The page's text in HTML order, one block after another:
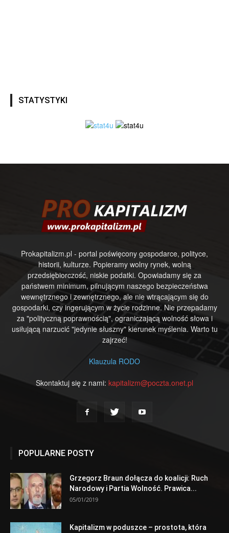
STATYSTYKI
Prokapitalizm.pl - portal poświęcony gospodarce, polityce,
historii, kulturze. Popieramy wolny rynek, wolną
przedsiębiorczość, niskie podatki. Opowiadamy się za
państwem minimum, pilnującym naszego bezpieczeństwa
wewnętrznego i zewnętrznego, ale nie wtrącającym się do
gospodarki, czy ingerującym w życie rodzinne. Nie przepadamy
za "polityczną poprawnością", ograniczającą wolność słowa i
usiłującą narzucić "jedynie słuszny" kierunek myślenia. Warto tu
zajrzeć!
Klauzula RODO
Skontaktuj się z nami: kapitalizm@poczta.onet.pl
POPULARNE POSTY
Grzegorz Braun dołącza do koalicji: Ruch
Narodowy i Partia Wolność. Prawica...
05/01/2019
Kapitalizm w poduszce – prostota, która